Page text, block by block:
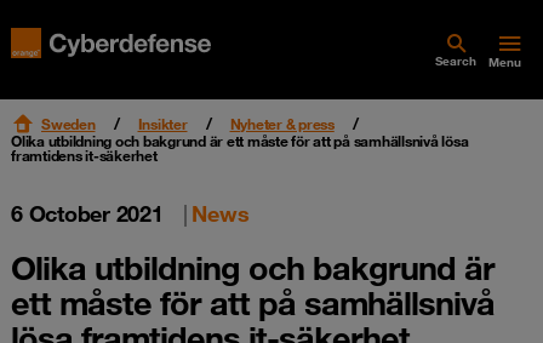
Search Menu
Sweden Insikter
Nyheter & press
Olika utbildning och bakgrund är ett måste för att på samhällsnivå lösa
framtidens it-säkerhet
6 October 2021 | News
Olika utbildning och bakgrund är
ett måste för att på samhällsnivå